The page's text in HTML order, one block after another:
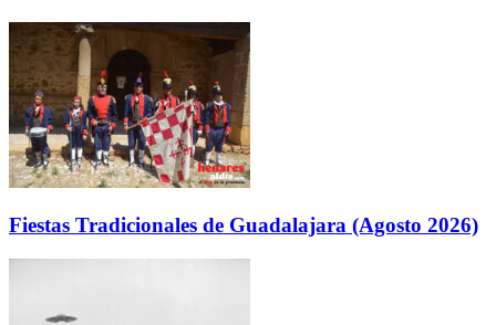
Fiestas Tradicionales de Guadalajara (Agosto 2026)